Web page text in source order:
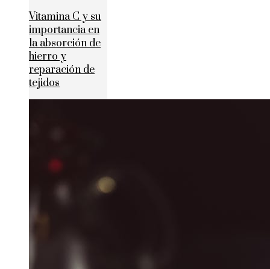
Vitamina C y su
importancia en
la absorción de
hierro y
reparación de
tejidos